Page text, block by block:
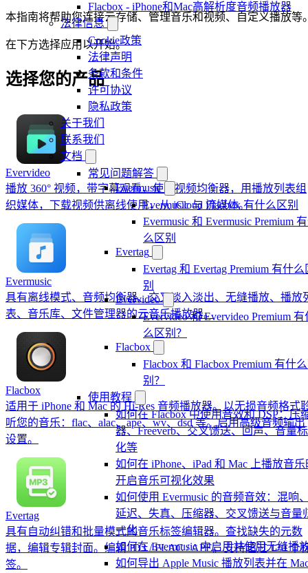
Flacbox - iPhone和Mac高解析度音频播放器
法律信息
Cookie政策
法律声明
条款和条件
许可协议
隐私政策
关于我们
联系我们
文档
常见问题解答
Evermusic
Evermusic 与 Flacbox 有什么区别
Evermusic 和 Evermusic Premium
么区别
Evertag
Evertag 和 Evertag Premium 有什么
别
Evervideo
Evervideo 和 Evervideo Premium 有
么区别？
Flacbox
Flacbox 和 Flacbox Premium 有什
别？
使用教程
如何在 Flacbox 中使用音效和 DSP：压
器、Freeverb、交叉馈送、回声、音量
化等
如何在 iPhone、iPad 和 Mac 上播放音乐
开启音乐可视化效果
如何使用 Evermusic 的音频音效：混响
延迟、失真、压缩器、交叉馈送与音量
一化
如何在 Evermusic 中启用并使用无缝播
如何导出 Apple Music 播放列表并在
本指南将帮助您连接云存储、管理音乐和视频、自定义播放等
在下方选择应用以开始。
选择您的产品
Evervideo
播放 360° 视频，带字幕观看，使用视频均衡器，用播放列表组
织媒体，下载视频供离线使用，从 iCloud 流媒体。
Evermusic
具有离线模式、音频均衡器、交叉淡入淡出、无缝播放、播放
表、音乐库、文件管理器的云音乐播放器。
Flacbox
适用于 iPhone 和 Mac 的 Hi-Res 音频播放器。以无损音频格式
听您的音乐：flac、alac、ape、wv、dsd 等。启用高级音频输出
设置。
Evertag
具有自动纠错和批量模式的音乐标签编辑器。查找缺失的元数
据，编辑专辑封面。编辑 ID3 / FLAC / APE。支持超过 120 个
签。